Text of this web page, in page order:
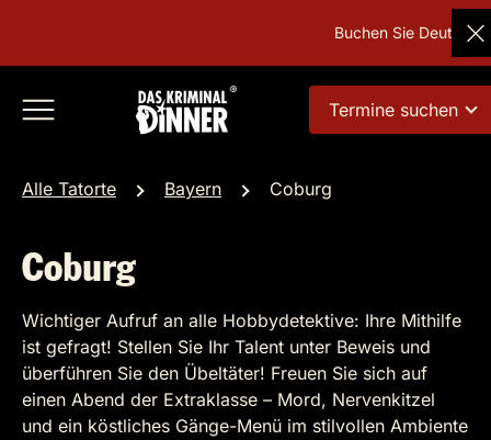
Buchen Sie
Termine suchen
Alle Tatorte Bayern Coburg
Coburg
Wichtiger Aufruf an alle Hobbydetektive: Ihre Mithilfe
ist gefragt! Stellen Sie Ihr Talent unter Beweis und
überführen Sie den Übeltäter! Freuen Sie sich auf
einen Abend der Extraklasse – Mord, Nervenkitzel
und ein köstliches Gänge-Menü im stilvollen Ambiente